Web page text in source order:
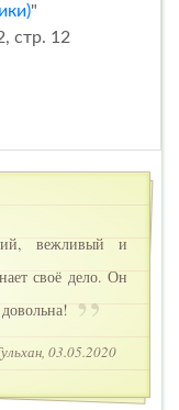
"
стр. 12
вежливый и
своё дело. Он
03.05.2020